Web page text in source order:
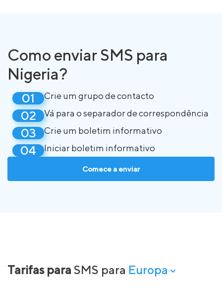
Como enviar SMS para
Nigeria?
Crie um grupo de contacto
Vá para o separador de correspondência
Crie um boletim informativo
Iniciar boletim informativo
Comece a enviar
Tarifas para SMS para Europa